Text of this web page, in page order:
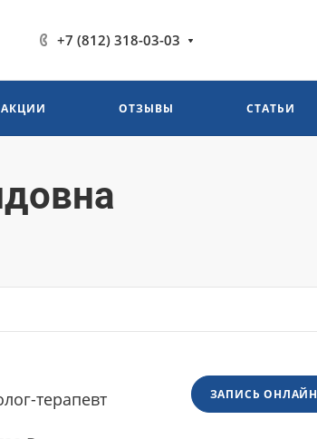
+7 (812) 318-03-03
АКЦИИ ОТЗЫВЫ СТАТЬИ
терапевт ЗАПИСЬ ОНЛАЙН